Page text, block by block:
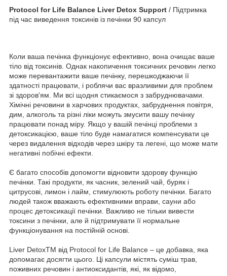
Protocol for Life Balance Liver Detox Support / Підтримка
під час виведення токсинів із печінки 90 капсул
Коли ваша печінка функціонує ефективно, вона очищає ваше
тіло від токсинів. Однак накопичення токсичних речовин легко
може перевантажити ваше печінку, перешкоджаючи її
здатності працювати, і роблячи вас вразливими для проблем
зі здоров'ям. Ми всі щодня стикаємося з забруднювачами.
Хімічні речовини в харчових продуктах, забруднення повітря,
дим, алкоголь та різні ліки можуть змусити вашу печінку
працювати понад міру. Якщо у вашій печінці проблеми з
детоксикацією, ваше тіло буде намагатися компенсувати це
через видалення відходів через шкіру та легені, що може мати
негативні побічні ефекти.
Є багато способів допомогти відновити здорову функцію
печінки. Такі продукти, як часник, зелений чай, буряк і
цитрусові, лимон і лайм, стимулюють роботу печінки. Багато
людей також вважають ефективними вправи, сауни або
процес детоксикації печінки. Важливо не тільки вивести
токсини з печінки, але й підтримувати її нормальне
функціонування на постійній основі.
Liver DetoxTM від Protocol for Life Balance – це добавка, яка
допомагає досягти цього. Ці капсули містять суміш трав,
поживних речовин і антиоксидантів, які, як відомо,